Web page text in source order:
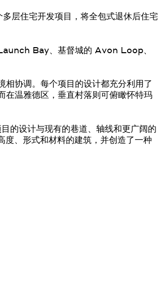
住宅开发项目，将全包式退休后住宅
Bay、基督城的 Avon Loop、
相协调。每个项目的设计都充分利用了
在温雅德区，垂直村落则可俯瞰怀特玛
的设计与现有的巷道、轴线和更广阔的
、形式和材料的建筑，并创造了一种